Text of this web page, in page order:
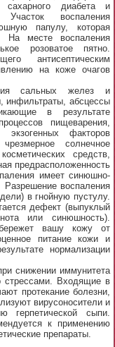
сахарного диабета и
Участок воспаления
папулу, которая
На месте воспаления
розоватое пятно.
антисептическим
на коже очагов
сальных желез и
инфильтраты, абсцессы
в результате
пищеварения,
экзогенных факторов
солнечное
средств,
предрасположенность
имеет синюшно-
Разрешение воспаления
в гнойную пустулу.
дефект (выпуклый
или синюшность).
вашу кожу от
питание кожи и
нормализации
снижении иммунитета
стрессами. Входящие в
протекание болезни,
вирусоносители и
герпетической сыпи.
к применению
препараты.